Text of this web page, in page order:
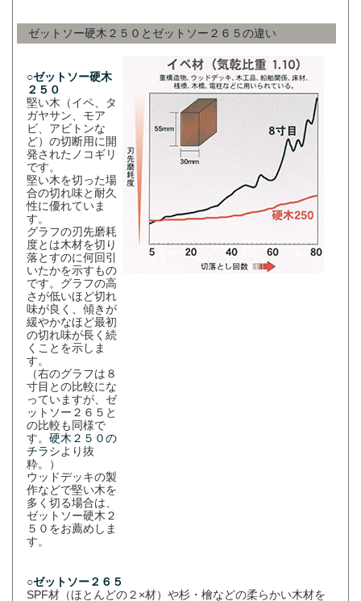
ゼットソー硬木２５０とゼットソー２６５の違い
○ゼットソー硬木
２５０
堅い木（イペ、タ
ガヤサン、モア
ビ、アビトンな
ど）の切断用に開
発されたノコギリ
です。
堅い木を切った場
合の切れ味と耐久
性に優れていま
す。
グラフの刃先磨耗
度とは木材を切り
落とすのに何回引
いたかを示すもの
です。グラフの高
さが低いほど切れ
味が良く、傾きが
緩やかなほど最初
の切れ味が長く続
くことを示しま
す。
（右のグラフは８
寸目との比較にな
っていますが、ゼ
ットソー２６５と
の比較も同様で
す。 硬木２５０の
チラシより抜
粋。）
ウッドデッキの製
作などで堅い木を
多く切る場合は、
ゼットソー硬木２
５０をお薦めしま
す。
○ゼットソー２６５
SPF材（ほとんどの２×材）や杉・檜などの柔らかい木材を